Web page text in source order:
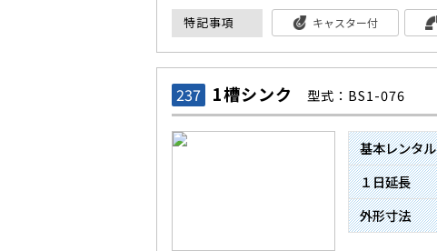
特記事項 キャスター付
237 1槽シンク 型式：BS1-076
基本レンタル
１日延長
外形寸法